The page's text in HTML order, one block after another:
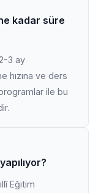
kadar süre
3 ay
hızına ve ders
ile bu
Eğitim